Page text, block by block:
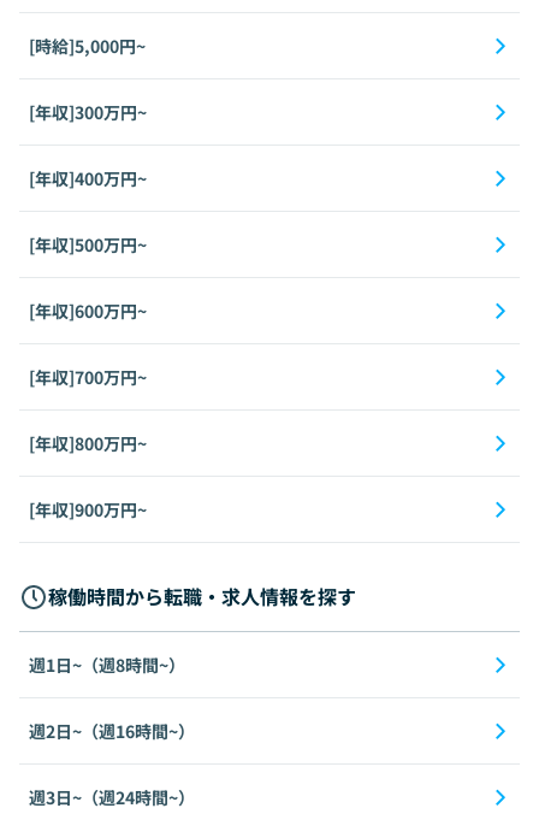
[時給]5,000円~
[年収]300万円~
[年収]400万円~
[年収]500万円~
[年収]600万円~
[年収]700万円~
[年収]800万円~
[年収]900万円~
稼働時間から転職・求人情報を探す
週1日~（週8時間~）
週2日~（週16時間~）
週3日~（週24時間~）